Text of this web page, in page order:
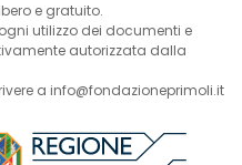
e gratuito.
utilizzo dei documenti e
autorizzata dalla
a info@fondazioneprimoli.it